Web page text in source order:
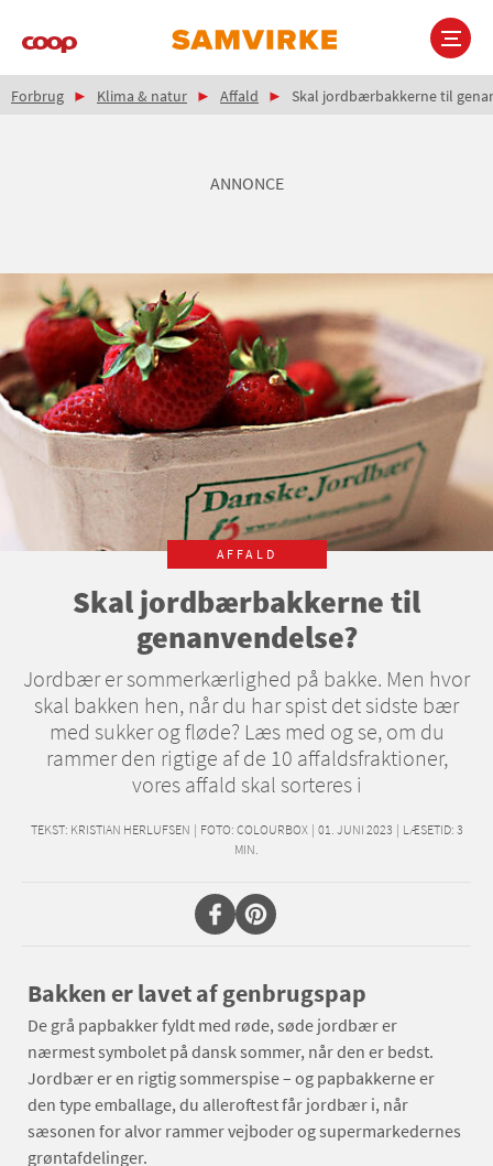
Main
Brødkrumme
Forbrug Klima & natur Affald Skal jordbærbakkerne til
ANNONCE
AFFALD
Skal jordbærbakkerne til
genanvendelse?
Jordbær er sommerkærlighed på bakke. Men hvor
skal bakken hen, når du har spist det sidste bær
med sukker og fløde? Læs med og se, om du
rammer den rigtige af de 10 affaldsfraktioner,
vores affald skal sorteres i
TEKST: KRISTIAN HERLUFSEN | FOTO: COLOURBOX | 01. JUNI 2023 | LÆSETID: 3
MIN.
Bakken er lavet af genbrugspap
De grå papbakker fyldt med røde, søde jordbær er
nærmest symbolet på dansk sommer, når den er bedst.
Jordbær er en rigtig sommerspise – og papbakkerne er
den type emballage, du alleroftest får jordbær i, når
sæsonen for alvor rammer vejboder og supermarkedernes
grøntafdelinger.